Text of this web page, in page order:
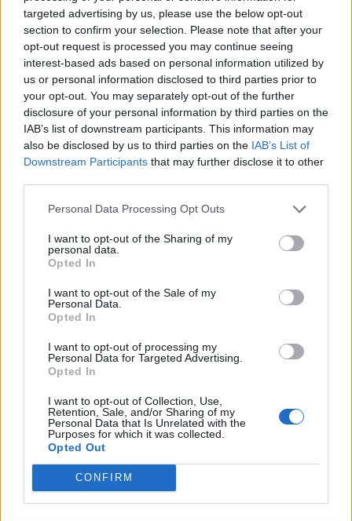
targeted advertising by us, please use the below opt-out
section to confirm your selection. Please note that after your
opt-out request is processed you may continue seeing
interest-based ads based on personal information utilized by
us or personal information disclosed to third parties prior to
your opt-out. You may separately opt-out of the further
disclosure of your personal information by third parties on the
IAB’s list of downstream participants. This information may
also be disclosed by us to third parties on the IAB’s List of
Downstream Participants that may further disclose it to other
Personal Data Processing Opt Outs
I want to opt-out of the Sharing of my
personal data.
Opted In
I want to opt-out of the Sale of my
Personal Data.
Opted In
I want to opt-out of processing my
Personal Data for Targeted Advertising.
Opted In
I want to opt-out of Collection, Use,
Retention, Sale, and/or Sharing of my
Personal Data that Is Unrelated with the
Purposes for which it was collected.
Opted Out
CONFIRM
wprowadź
wszystkie
litery:
Wróć
Co sądzisz o naszej stronie?